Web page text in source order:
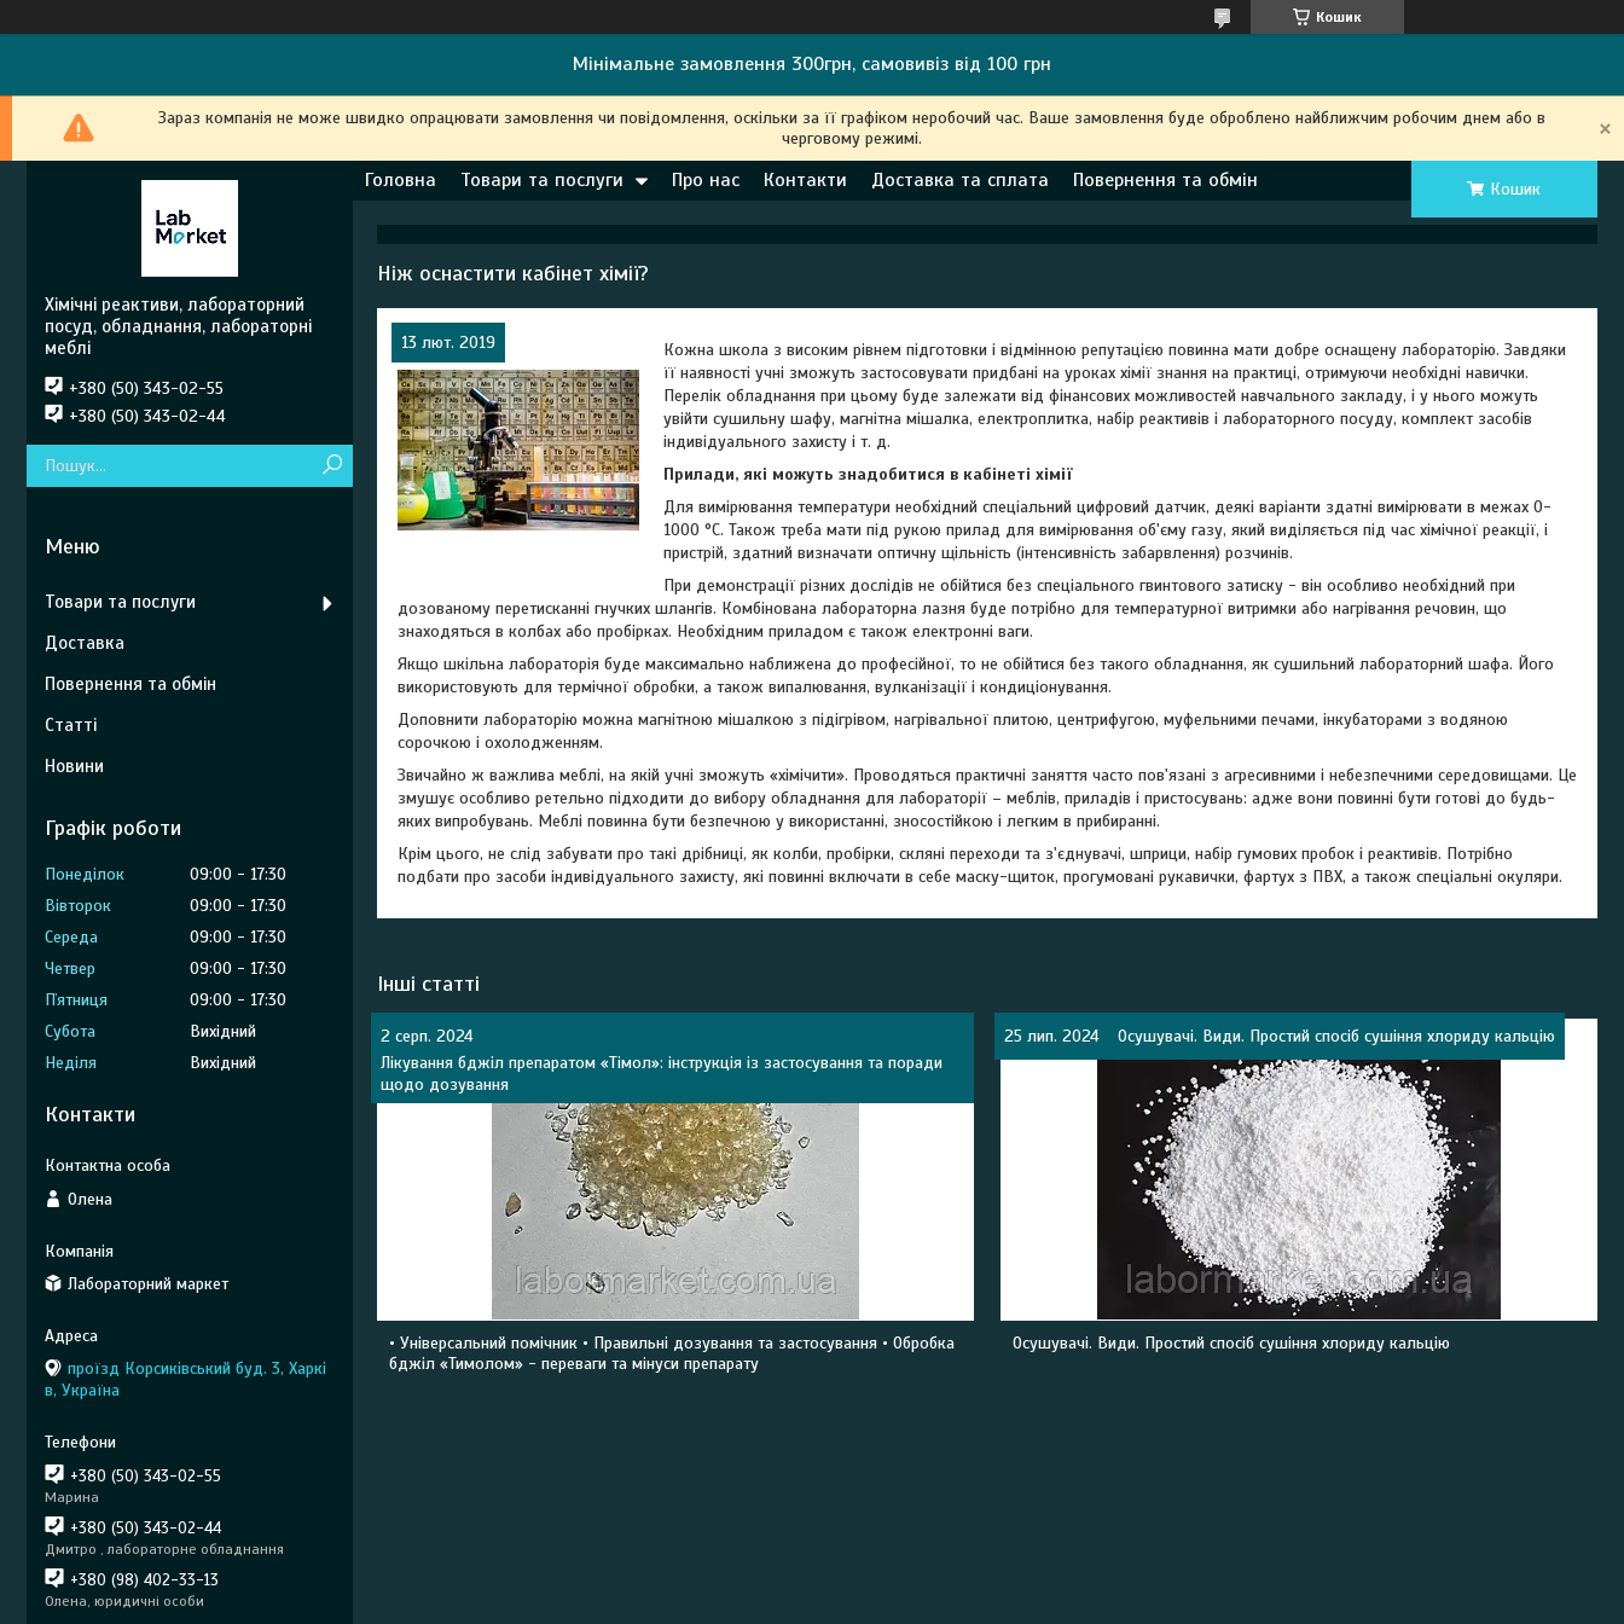
Кошик
Мінімальне замовлення 300грн, самовивіз від 100 грн
Зараз компанія не може швидко опрацювати замовлення чи повідомлення, оскільки за її графіком неробочий час. Ваше замовлення буде оброблено найближчим робочим днем ​​або в
черговому режимі.
Головна Товари та послуги Про нас Контакти Доставка та сплата Повернення та обмін Кошик
Ніж оснастити кабінет хімії?
13 лют. 2019
Кожна школа з високим рівнем підготовки і відмінною репутацією повинна мати добре оснащену лабораторію. Завдяки
її наявності учні зможуть застосовувати придбані на уроках хімії знання на практиці, отримуючи необхідні навички.
Перелік обладнання при цьому буде залежати від фінансових можливостей навчального закладу, і у нього можуть
увійти сушильну шафу, магнітна мішалка, електроплитка, набір реактивів і лабораторного посуду, комплект засобів
індивідуального захисту і т. д.
Прилади, які можуть знадобитися в кабінеті хімії
Для вимірювання температури необхідний спеціальний цифровий датчик, деякі варіанти здатні вимірювати в межах 0-
1000 °С. Також треба мати під рукою прилад для вимірювання об'єму газу, який виділяється під час хімічної реакції, і
пристрій, здатний визначати оптичну щільність (інтенсивність забарвлення) розчинів.
При демонстрації різних дослідів не обійтися без спеціального гвинтового затиску - він особливо необхідний при
дозованому перетисканні гнучких шлангів. Комбінована лабораторна лазня буде потрібно для температурної витримки або нагрівання речовин, що
знаходяться в колбах або пробірках. Необхідним приладом є також електронні ваги.
Якщо шкільна лабораторія буде максимально наближена до професійної, то не обійтися без такого обладнання, як сушильний лабораторний шафа. Його
використовують для термічної обробки, а також випалювання, вулканізації і кондиціонування.
Доповнити лабораторію можна магнітною мішалкою з підігрівом, нагрівальної плитою, центрифугою, муфельними печами, інкубаторами з водяною
сорочкою і охолодженням.
Звичайно ж важлива меблі, на якій учні зможуть «хімічити». Проводяться практичні заняття часто пов'язані з агресивними і небезпечними середовищами. Це
змушує особливо ретельно підходити до вибору обладнання для лабораторії – меблів, приладів і пристосувань: адже вони повинні бути готові до будь-
яких випробувань. Меблі повинна бути безпечною у використанні, зносостійкою і легким в прибиранні.
Крім цього, не слід забувати про такі дрібниці, як колби, пробірки, скляні переходи та з'єднувачі, шприци, набір гумових пробок і реактивів. Потрібно
подбати про засоби індивідуального захисту, які повинні включати в себе маску-щиток, прогумовані рукавички, фартух з ПВХ, а також спеціальні окуляри.
Інші статті
2 серп. 2024
Лікування бджіл препаратом «Тімол»: інструкція із застосування та поради
щодо дозування
• Універсальний помічник • Правильні дозування та застосування • Обробка
бджіл «Тимолом» - переваги та мінуси препарату
25 лип. 2024 Осушувачі. Види. Простий спосіб сушіння хлориду кальцію
Осушувачі. Види. Простий спосіб сушіння хлориду кальцію
Хімічні реактиви, лабораторний
посуд, обладнання, лабораторні
меблі
+380 (50) 343-02-55
+380 (50) 343-02-44
Товари та послуги
Доставка
Повернення та обмін
Статті
Новини
Графік роботи
Понеділок 09:00
17:30
Вівторок
09:00
17:30
Середа
09:00
17:30
Четвер
09:00
17:30
Пʼятниця
09:00
17:30
Субота
Вихідний
Неділя
Вихідний
Контакти
Олена
Лабораторний маркет
проїзд Корсиківський буд. 3, Харкі
в, Україна
+380 (50) 343-02-55
Марина
+380 (50) 343-02-44
Дмитро , лабораторне обладнання
+380 (98) 402-33-13
Олена, юридичні особи